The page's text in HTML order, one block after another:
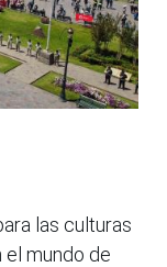
las culturas
el mundo de